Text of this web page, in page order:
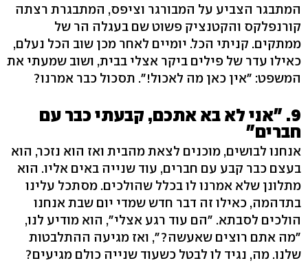
המתבגר הצביע על המבורגר וציפס, המתבגרת רצתה
קורנפלקס והקטנציק פשוט שם בעגלה הר של
ממתקים. קניתי הכל. יומיים לאחר מכן שוב הכל נעלם,
כאילו עדר של פילים ביקר אצלי בבית, ושוב שמעתי את
המשפט: "אין כאן מה לאכול!". תסכול כבר אמרנו?
9. "אני לא בא אתכם, קבעתי כבר עם
חברים"
אנחנו לבושים, מוכנים לצאת מהבית ואז הוא נזכר, הוא
בעצם כבר קבע עם חברים, עוד שנייה באים אליו. הוא
מתלונן שלא אמרנו לו בכלל שהולכים. מסתכל עלינו
בתדהמה, כאילו זה דבר חדש שמדי יום שבת אנחנו
הולכים לסבתא. "הם עוד רגע אצלי", הוא מודיע לנו,
"מה אתם רוצים שאעשה?", ואז מגיעה ההתלבטות
שלנו. מה, נגיד לו לבטל כשעוד שנייה כולם מגיעים?